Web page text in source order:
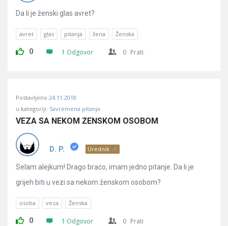
Da li je ženski glas avret?
avret glas pitanja žena Ženska
0 1 Odgovor 0 Prati
Postavljeno 24.11.2018
u kategoriji: Savremena pitanja
VEZA SA NEKOM ŽENSKOM OSOBOM
D. P. Urednik
Selam alejkum! Drago braćo, imam jedno pitanje. Da li je
grijeh biti u vezi sa nekom ženskom osobom?
osoba veza Ženska
0 1 Odgovor 0 Prati